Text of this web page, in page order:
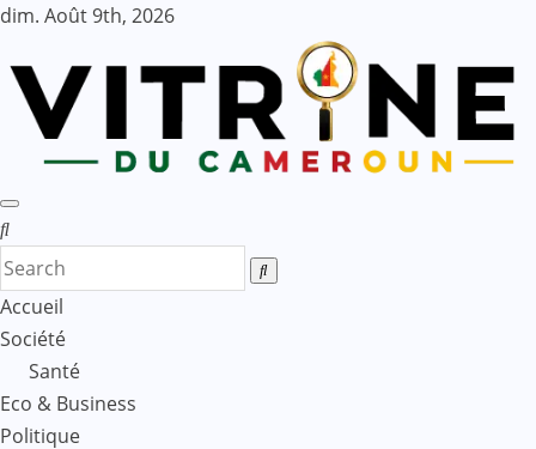
Skip
content
dim. Août 9th, 2026
Accueil
Société
Santé
Eco & Business
Politique